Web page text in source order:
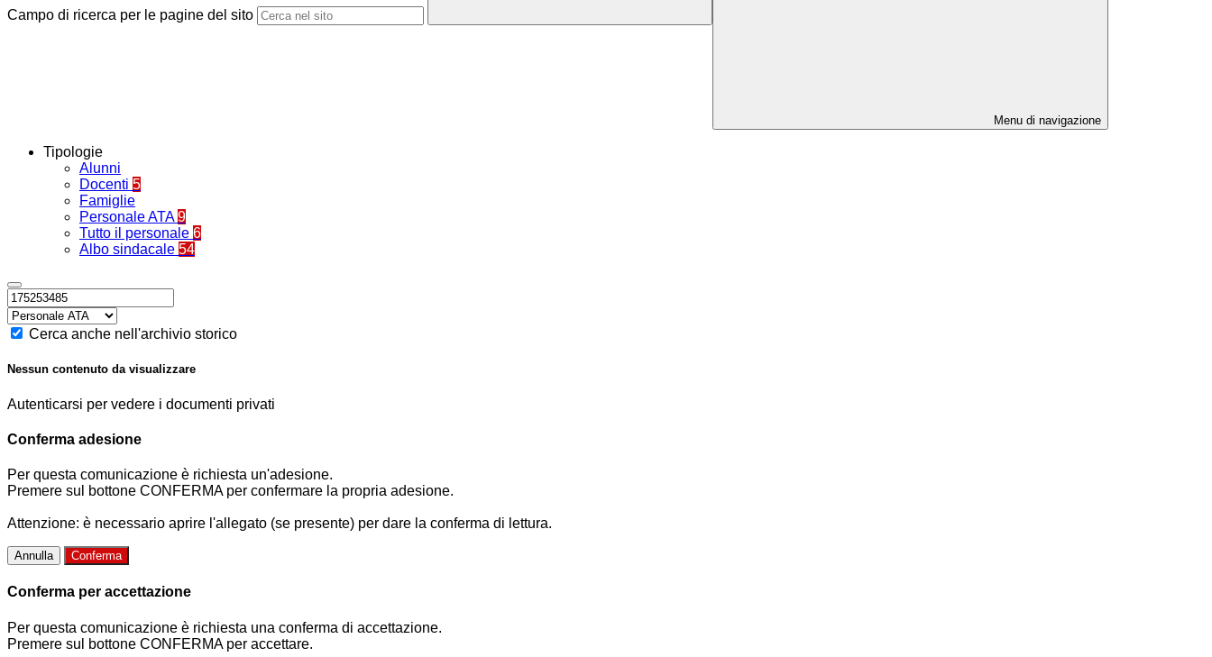
Campo di ricerca per le pagine del sito
Menu di navigazione
Tipologie
Alunni
Docenti 5
Famiglie
Personale ATA9
Tutto il personale 6
Albo sindacale 54
Cerca anche nell'archivio storico
Nessun contenuto da visualizzare
Autenticarsi per vedere i documenti privati
Conferma adesione
Per questa comunicazione è richiesta un'adesione.
Premere sul bottone CONFERMA per confermare la propria adesione.
Attenzione: è necessario aprire l'allegato (se presente) per dare la conferma di lettura.
Annulla Conferma
Conferma per accettazione
Per questa comunicazione è richiesta una conferma di accettazione.
Premere sul bottone CONFERMA per accettare.